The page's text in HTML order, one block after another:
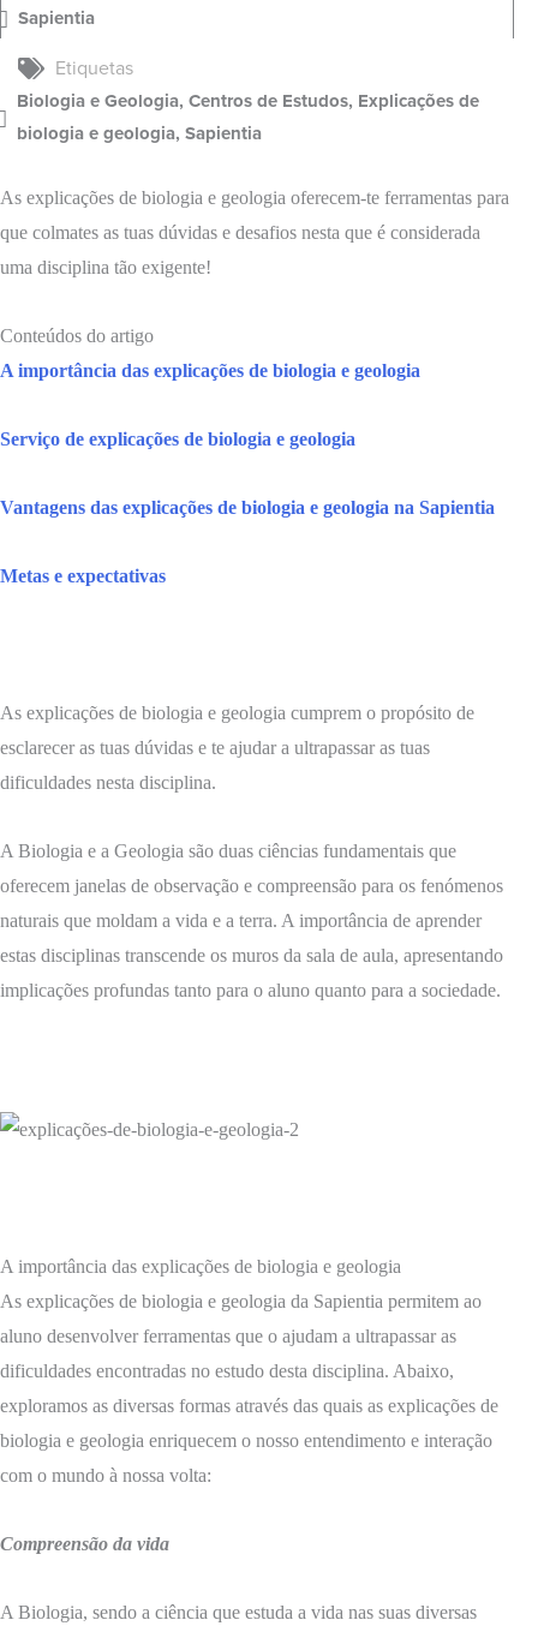
Sapientia
Etiquetas
Biologia e Geologia, Centros de Estudos, Explicações de
biologia e geologia, Sapientia
As explicações de biologia e geologia oferecem-te ferramentas para
que colmates as tuas dúvidas e desafios nesta que é considerada
uma disciplina tão exigente!
Conteúdos do artigo
A importância das explicações de biologia e geologia
Serviço de explicações de biologia e geologia
Vantagens das explicações de biologia e geologia na Sapientia
Metas e expectativas
As explicações de biologia e geologia cumprem o propósito de
esclarecer as tuas dúvidas e te ajudar a ultrapassar as tuas
dificuldades nesta disciplina.
A Biologia e a Geologia são duas ciências fundamentais que
oferecem janelas de observação e compreensão para os fenómenos
naturais que moldam a vida e a terra. A importância de aprender
estas disciplinas transcende os muros da sala de aula, apresentando
implicações profundas tanto para o aluno quanto para a sociedade.
A importância das explicações de biologia e geologia
As explicações de biologia e geologia da Sapientia permitem ao
aluno desenvolver ferramentas que o ajudam a ultrapassar as
dificuldades encontradas no estudo desta disciplina. Abaixo,
exploramos as diversas formas através das quais as explicações de
biologia e geologia enriquecem o nosso entendimento e interação
com o mundo à nossa volta:
Compreensão da vida
A Biologia, sendo a ciência que estuda a vida nas suas diversas